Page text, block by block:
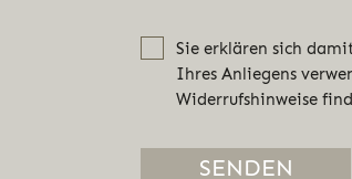
Sie erklären sich
Ihres Anliegens
Widerrufshinweise